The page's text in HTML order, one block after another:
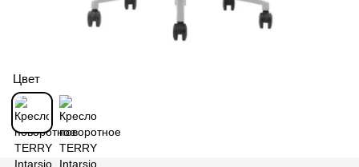
Цвет